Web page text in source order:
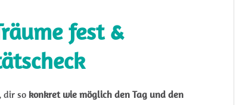
fest &
dir so konkret wie möglich den Tag und den